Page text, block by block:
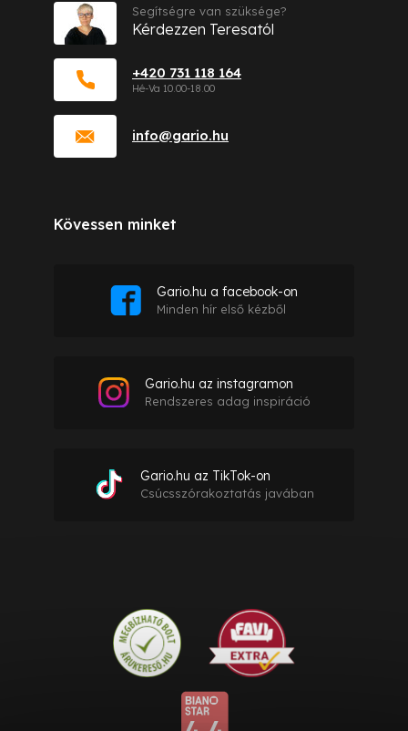
info@gario.hu
+420 731 118 164
Segítségre van szüksége?
Kérdezzen Teresatól
Kövessen minket
Gario.hu a facebook-on
Minden hír első kézből
Gario.hu az instagramon
Rendszeres adag inspiráció
Gario.hu az TikTok-on
Csúcsszórakoztatás javában